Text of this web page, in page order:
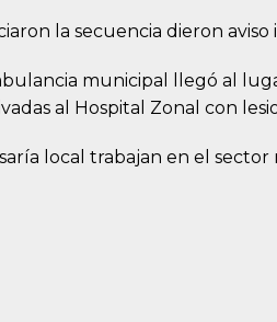
la secuencia dieron
municipal llegó al
al Hospital Zonal con
local trabajan en el